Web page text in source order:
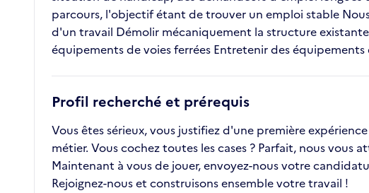
parcours, l'objectif étant de trouver un emploi stable
d'un travail Démolir mécaniquement la structure
équipements de voies ferrées Entretenir des équipements
Profil recherché et prérequis
Vous êtes sérieux, vous justifiez d'une première
métier. Vous cochez toutes les cases ? Parfait, nous
Maintenant à vous de jouer, envoyez-nous votre
Rejoignez-nous et construisons ensemble votre travail !